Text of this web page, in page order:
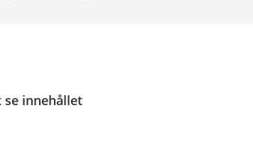
se innehållet